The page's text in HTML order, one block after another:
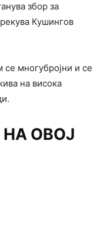
збор за
Кушингов
многубројни и се
на висока
ОВОЈ